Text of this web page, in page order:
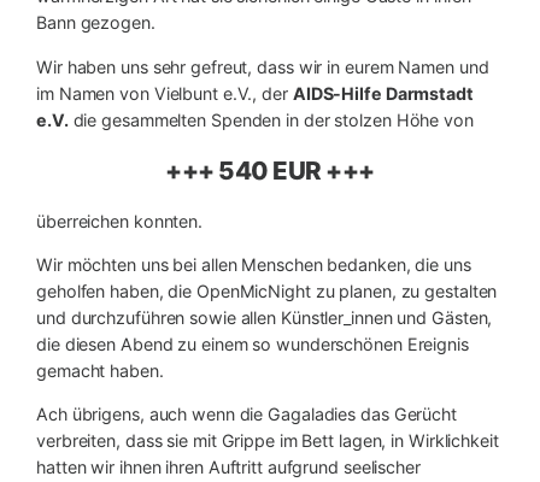
Bann gezogen.
Wir haben uns sehr gefreut, dass wir in eurem Namen und
im Namen von Vielbunt e.V., der AIDS-Hilfe Darmstadt
e.V.die gesammelten Spenden in der stolzen Höhe von
+++ 540 EUR +++
überreichen konnten.
Wir möchten uns bei allen Menschen bedanken, die uns
geholfen haben, die OpenMicNight zu planen, zu gestalten
und durchzuführen sowie allen Künstler_innen und Gästen,
die diesen Abend zu einem so wunderschönen Ereignis
gemacht haben.
Ach übrigens, auch wenn die Gagaladies das Gerücht
verbreiten, dass sie mit Grippe im Bett lagen, in Wirklichkeit
hatten wir ihnen ihren Auftritt aufgrund seelischer